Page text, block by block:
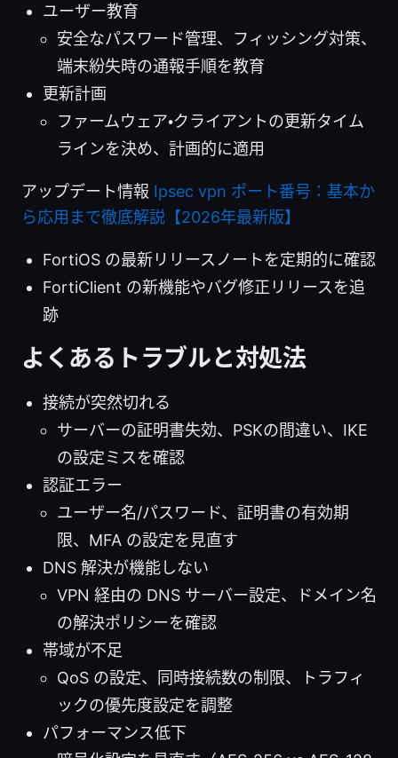
ユーザー教育
安全なパスワード管理、フィッシング対策、
端末紛失時の通報手順を教育
更新計画
ファームウェア・クライアントの更新タイム
ラインを決め、計画的に適用
アップデート情報 Ipsec vpn ポート番号：基本か
ら応用まで徹底解説【2026年最新版】
FortiOS の最新リリースノートを定期的に確認
FortiClient の新機能やバグ修正リリースを追
跡
よくあるトラブルと対処法
接続が突然切れる
サーバーの証明書失効、PSKの間違い、IKE
の設定ミスを確認
認証エラー
ユーザー名/パスワード、証明書の有効期
限、MFA の設定を見直す
DNS 解決が機能しない
VPN 経由の DNS サーバー設定、ドメイン名
の解決ポリシーを確認
帯域が不足
QoS の設定、同時接続数の制限、トラフィ
ックの優先度設定を調整
パフォーマンス低下